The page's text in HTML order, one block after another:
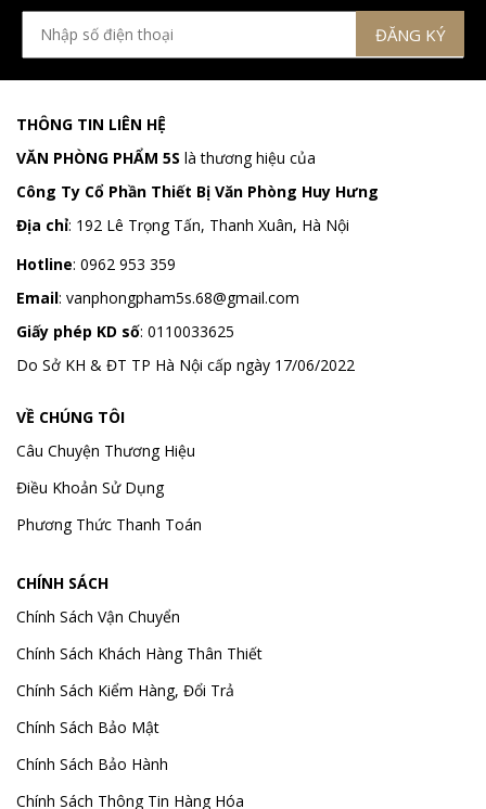
THÔNG TIN LIÊN HỆ
VĂN PHÒNG PHẨM 5S là thương hiệu của
Công Ty Cổ Phần Thiết Bị Văn Phòng Huy Hưng
Địa chỉ: 192 Lê Trọng Tấn, Thanh Xuân, Hà Nội
Hotline: 0962 953 359
Email: vanphongpham5s.68@gmail.com
Giấy phép KD số: 0110033625
Do Sở KH & ĐT TP Hà Nội cấp ngày 17/06/2022
VỀ CHÚNG TÔI
Câu Chuyện Thương Hiệu
Điều Khoản Sử Dụng
Phương Thức Thanh Toán
CHÍNH SÁCH
Chính Sách Vận Chuyển
Chính Sách Khách Hàng Thân Thiết
Chính Sách Kiểm Hàng, Đổi Trả
Chính Sách Bảo Mật
Chính Sách Bảo Hành
Chính Sách Thông Tin Hàng Hóa